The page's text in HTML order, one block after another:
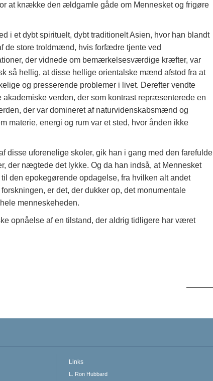
at knække den ældgamle gåde om Mennesket og frigøre
i et dybt spirituelt, dybt traditionelt Asien, hvor han blandt
de store troldmænd, hvis forfædre tjente ved
der vidnede om bemærkelsesværdige kræfter, var
så hellig, at disse hellige orientalske mænd afstod fra at
og presserende problemer i livet. Derefter vendte
verden, der som kontrast repræsenterede en
der var domineret af naturvidenskabsmænd og
materie, energi og rum var et sted, hvor ånden ikke
disse uforenelige skoler, gik han i gang med den farefulde
der nægtede det lykke. Og da han indså, at Mennesket
den epokegørende opdagelse, fra hvilken alt andet
er det, der dukker op, det monumentale
menneskeheden.
opnåelse af en tilstand, der aldrig tidligere har været
Links
L. Ron Hubbard